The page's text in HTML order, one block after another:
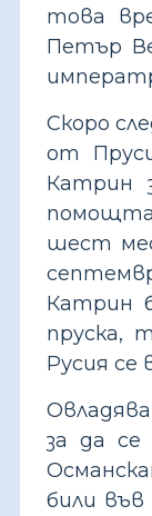
това
Петър
Скоро
от
Катрин
шест
Катрин
пруска,
Русия се
за да се
били